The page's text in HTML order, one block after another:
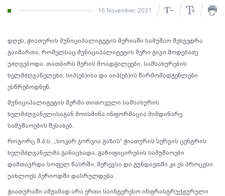
16 November, 2021
დღეს, ჭიათურის მუნიციპალიტეტის მერიაში სამუშაო შეხვედრა
გაიმართა, რომელსაც მუნიციპალიტეტის მერი გივი მოდებაძე
უძღვებოდა. თათბირს მერის მოადგილეები, სამსახურების
ხელმძღვანელები, სიპ(ებ)ისა და აიპ(ებ)ის წარმომადგენლები
ესწრებოდნენ.
მუნიციპალიტეტის მერმა თითოეული სამსახურის
ხელმძღვანელისაგან მოისმინა ინფორმაცია მიმდინარე
სამუშაოების შესახებ.
როგორც შ.პ.ს. ,,სოკარ ჯორჯია გაზის“ ჭიათურის სერვის ცენტრის
ხელმძღვანელმა განაცხადა, გაზიფიცირების სამუშაოები
დამთავრდა სოფელ წასრში, მერევსა და გუნდაეთში კი ეს პროცესი
უახლოეს პერიოდში დასრულდება.
ჭიათურაში ამჟამად არა ერთი საინტერესო ინფრასტრუქტურული